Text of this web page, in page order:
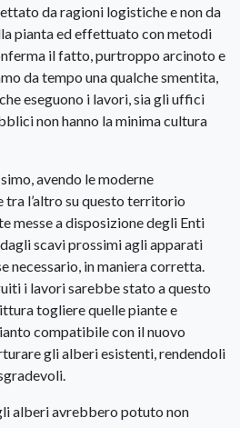
da ragioni logistiche e non da
pianta ed effettuato con metodi
il fatto, purtroppo arcinoto e
da tempo una qualche smentita,
eseguono i lavori, sia gli uffici
non hanno la minima cultura
avendo le moderne
tra l’altro su questo territorio
messe a disposizione degli Enti
scavi prossimi agli apparati
necessario, in maniera corretta.
i lavori sarebbe stato a questo
togliere quelle piante e
compatibile con il nuovo
gli alberi esistenti, rendendoli
alberi avrebbero potuto non